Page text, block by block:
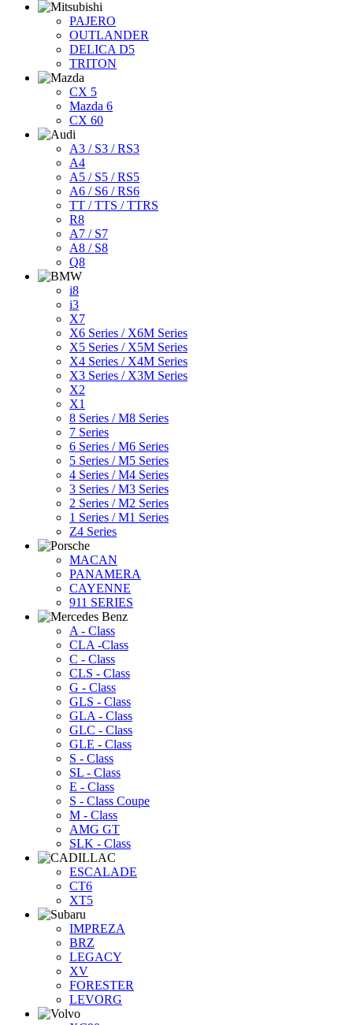
PAJERO
OUTLANDER
DELICA D5
TRITON
CX 5
Mazda 6
CX 60
A3 / S3 / RS3
A4
A5 / S5 / RS5
A6 / S6 / RS6
TT / TTS / TTRS
R8
A7 / S7
A8 / S8
Q8
i8
i3
X7
X6 Series / X6M Series
X5 Series / X5M Series
X4 Series / X4M Series
X3 Series / X3M Series
X2
X1
8 Series / M8 Series
7 Series
6 Series / M6 Series
5 Series / M5 Series
4 Series / M4 Series
3 Series / M3 Series
2 Series / M2 Series
1 Series / M1 Series
Z4 Series
MACAN
PANAMERA
CAYENNE
911 SERIES
A - Class
CLA -Class
C - Class
CLS - Class
G - Class
GLS - Class
GLA - Class
GLC - Class
GLE - Class
S - Class
SL - Class
E - Class
S - Class Coupe
M - Class
AMG GT
SLK - Class
ESCALADE
CT6
XT5
IMPREZA
BRZ
LEGACY
XV
FORESTER
LEVORG